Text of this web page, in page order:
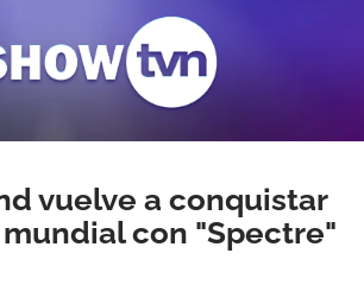
vuelve a conquistar
con "Spectre"